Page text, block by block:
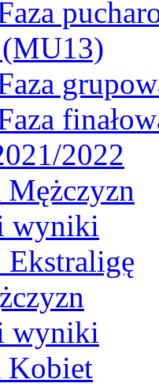
2022
wyniki
Ekstraligę
wyniki
Kobiet